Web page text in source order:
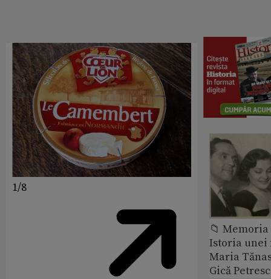
1/8
📁
Istoria
Maria
Gică